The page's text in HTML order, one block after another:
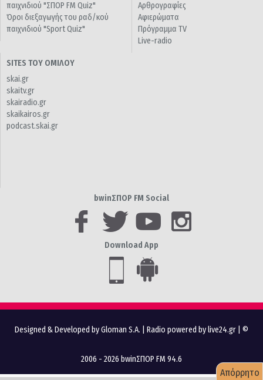
παιχνιδιού "ΣΠΟΡ FM Quiz"
Όροι διεξαγωγής του ραδ/κού
παιχνιδιού "Sport Quiz"
Αρθρογραφίες
Αφιερώματα
Πρόγραμμα TV
Live-radio
SITES ΤΟΥ ΟΜΙΛΟΥ
skai.gr
skaitv.gr
skairadio.gr
skaikairos.gr
podcast.skai.gr
bwinΣΠΟΡ FM Social
Download App
Designed & Developed by Gloman S.A. Radio powered by live24.gr | ©
2006 - 2026 bwinΣΠΟΡ FM 94.6
Απόρρητο